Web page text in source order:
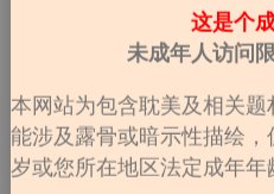
这是个
未成年人访问
本网站为包含耽美及相关
能涉及露骨或暗示性描绘
岁或您所在地区法定成年年